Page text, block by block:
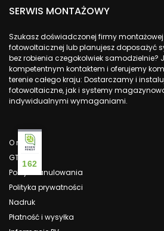
SERWIS MONTAŻOWY
Szukasz doświadczonej firmy
fotowoltaicznej lub planujesz doposażyć
bez robienia czegokolwiek samodzielnie?
kompetentnym kontaktem i oferujemy
terenie całego kraju: Dostarczamy i
fotowoltaiczne, jak i systemy
indywidualnymi wymaganiami.
O nas
GTC
Polityka anulowania
Polityka prywatności
Nadruk
Płatność i wysyłka
162